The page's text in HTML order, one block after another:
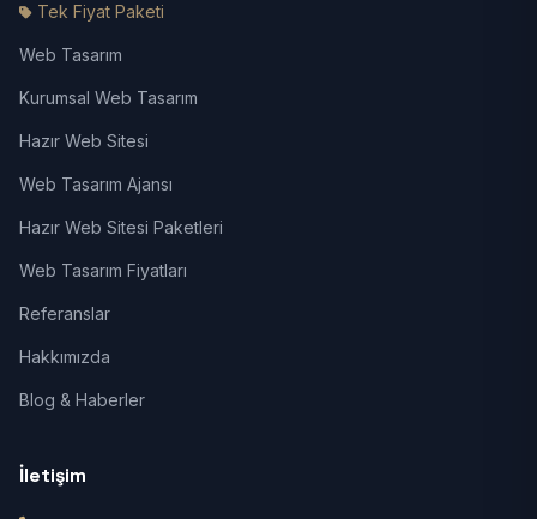
Tek Fiyat Paketi
Web Tasarım
Kurumsal Web Tasarım
Hazır Web Sitesi
Web Tasarım Ajansı
Hazır Web Sitesi Paketleri
Web Tasarım Fiyatları
Referanslar
Hakkımızda
Blog & Haberler
İletişim